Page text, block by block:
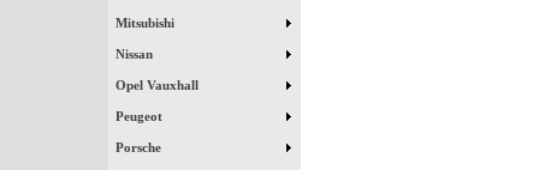
Mitsubishi
Nissan
Opel Vauxhall
Peugeot
Porsche